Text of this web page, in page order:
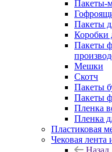
Пакеты-
Пакеты
Коробки
Пакеты
Мешки
Скотч
Пакеты
Пакеты
Пленка
Пленка
Пластиковая
Чековая лента
Назад